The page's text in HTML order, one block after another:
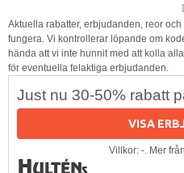
Aktuella rabatter, erbjudanden, reor
fungera. Vi kontrollerar löpande om
hända att vi inte hunnit med att kolla
för eventuella felaktiga erbjudanden.
Just nu 30-50% rabatt
VISA
Villkor: -. Mer